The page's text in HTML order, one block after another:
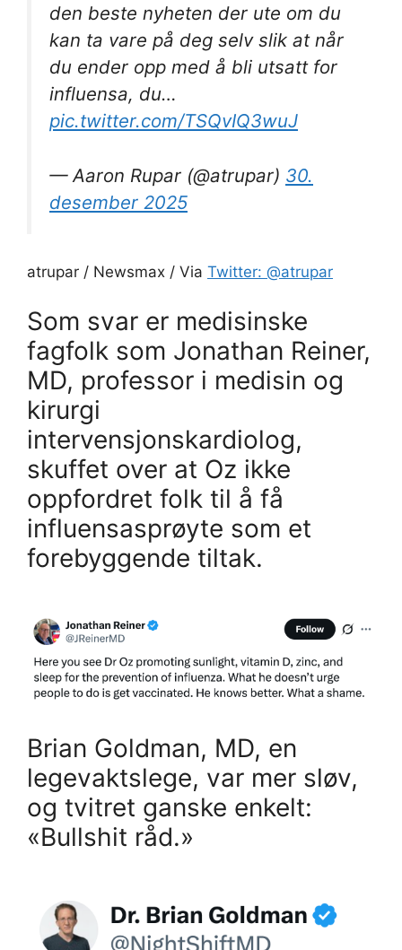
den beste nyheten der ute om du
kan ta vare på deg selv slik at når
du ender opp med å bli utsatt for
influensa, du…
pic.twitter.com/TSQvIQ3wuJ
— Aaron Rupar (@atrupar) 30.
desember 2025
atrupar / Newsmax / Via Twitter: @atrupar
Som svar er medisinske
fagfolk som Jonathan Reiner,
MD, professor i medisin og
kirurgi
intervensjonskardiolog,
skuffet over at Oz ikke
oppfordret folk til å få
influensasprøyte som et
forebyggende tiltak.
Brian Goldman, MD, en
legevaktslege, var mer sløv,
og tvitret ganske enkelt:
«Bullshit råd.»